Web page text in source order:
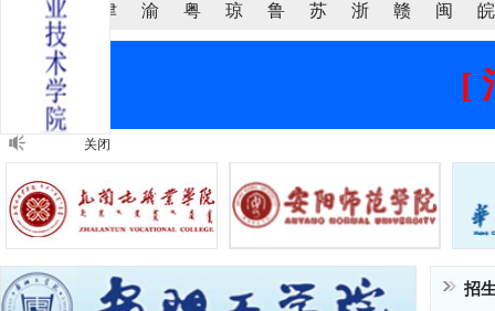
沪 津 渝 粤 琼 鲁 苏 浙 赣 闽 皖
[
招
关闭